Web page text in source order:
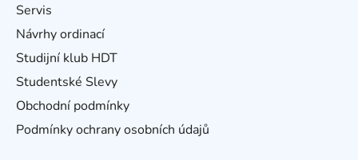
Servis
Návrhy ordinací
Studijní klub HDT
Studentské Slevy
Obchodní podmínky
Podmínky ochrany osobních údajů